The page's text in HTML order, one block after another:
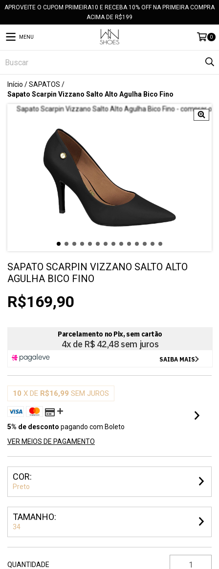
APROVEITE O CUPOM PRIMEIRA10 E RECEBA 10% OFF NA PRIMEIRA COMPRA
ACIMA DE R$199
MENU 0
Início /SAPATOS /
Sapato Scarpin Vizzano Salto Alto Agulha Bico Fino
SAPATO SCARPIN VIZZANO SALTO ALTO
AGULHA BICO FINO
R$169,90
10 X DE R$16,99 SEM JUROS
5% de desconto pagando com Boleto
VER MEIOS DE PAGAMENTO
COR:
Preto
TAMANHO:
34
QUANTIDADE